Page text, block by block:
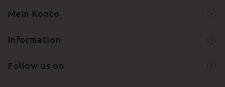
Mein Konto
Information
Follow us on